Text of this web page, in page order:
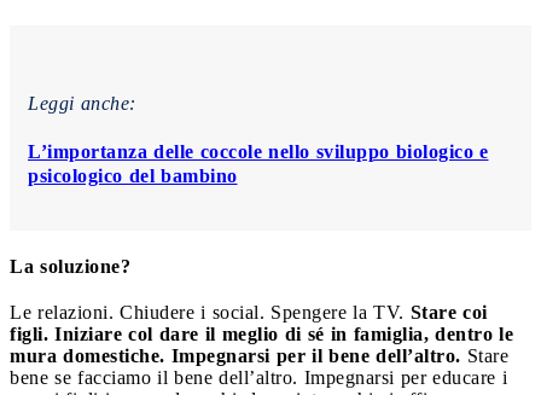
Leggi anche:
L’importanza delle coccole nello sviluppo biologico e
psicologico del bambino
La soluzione?
Le relazioni. Chiudere i social. Spengere la TV. Stare coi
figli. Iniziare col dare il meglio di sé in famiglia, dentro le
mura domestiche. Impegnarsi per il bene dell’altro. Stare
bene se facciamo il bene dell’altro. Impegnarsi per educare i